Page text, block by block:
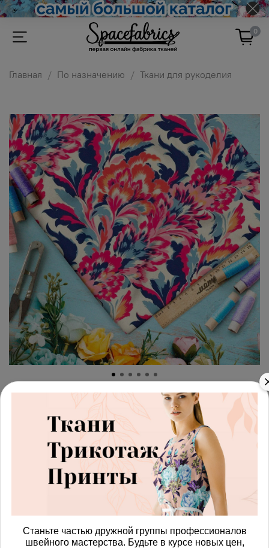
0
Главная По назначению Ткани для рукоделия
(0) арт.42872248_satin
Ткань премиум сатин
цветочные мотивы
Этот принт можно напечатать на другой ткани:
Получить доступ к оптовым ценам
766.00 руб
Станьте частью дружной группы профессионалов
швейного мастерства. Будьте в курсе новых цен,